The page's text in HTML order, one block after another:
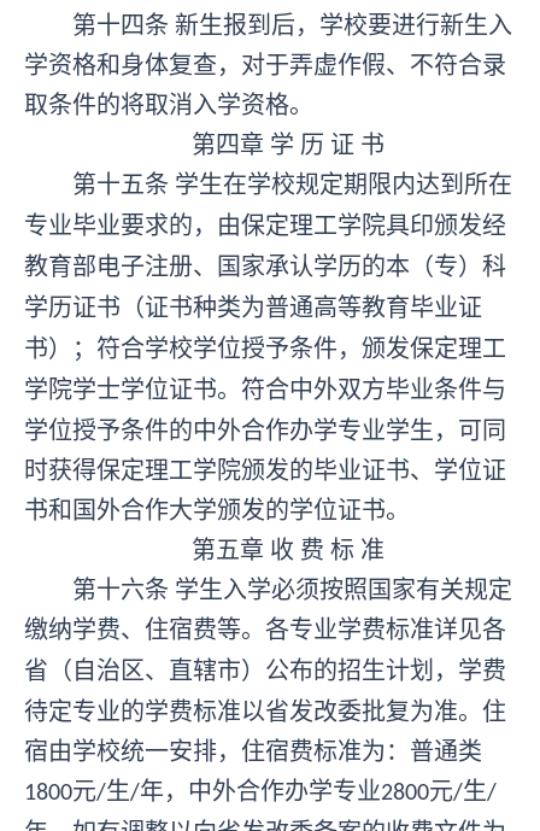
第十四条 新生报到后，学校要进行新生入
学资格和身体复查，对于弄虚作假、不符合录
取条件的将取消入学资格。
第四章 学 历 证 书
第十五条 学生在学校规定期限内达到所在
专业毕业要求的，由保定理工学院具印颁发经
教育部电子注册、国家承认学历的本（专）科
学历证书（证书种类为普通高等教育毕业证
书）；符合学校学位授予条件，颁发保定理工
学院学士学位证书。 符合中外双方毕业条件与
学位授予条件的中外合作办学专业学生，可同
时获得保定理工学院颁发的毕业证书、学位证
书和国外合作大学颁发的学位证书。
第五章 收 费 标 准
第十六条 学生入学必须按照国家有关规定
缴纳学费、住宿费等。 各专业学费标准详见各
省（自治区、直辖市）公布的招生计划， 学费
待定专业的学费标准以省发改委批复为准。住
宿由学校统一安排， 住宿费标准为：普通类
1800元/生/年，中外合作办学专业2800元/生/